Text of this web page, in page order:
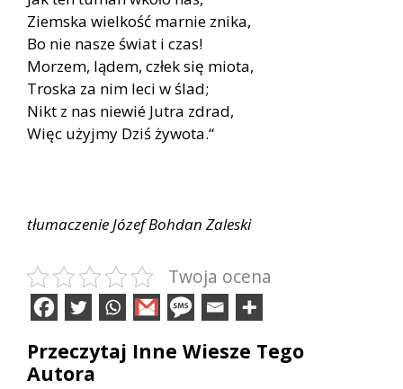
Ziemska wielkość marnie znika,
Bo nie nasze świat i czas!
Morzem, lądem, człek się miota,
Troska za nim leci w ślad;
Nikt z nas niewié Jutra zdrad,
Więc użyjmy Dziś żywota.“
tłumaczenie Józef Bohdan Zaleski
Twoja ocena
Przeczytaj Inne Wiesze Tego
Autora